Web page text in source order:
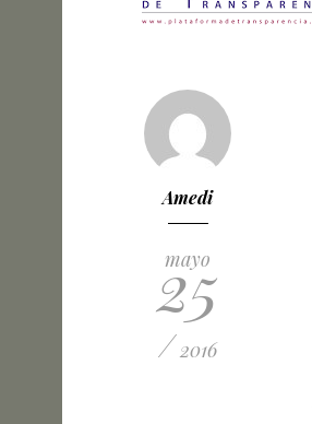
Amedi
mayo
25
/ 2016